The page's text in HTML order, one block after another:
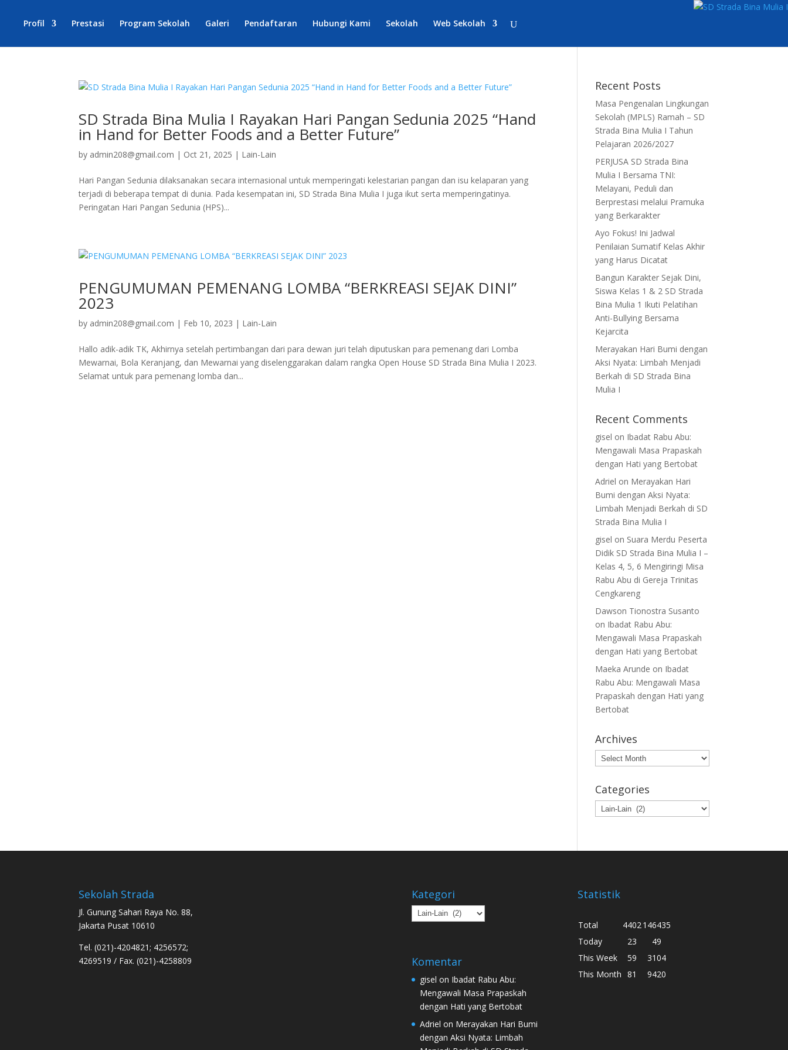
Profil Prestasi Program Sekolah Galeri Pendaftaran Hubungi Kami Sekolah Web Sekolah
SD Strada Bina Mulia I Rayakan Hari Pangan Sedunia 2025 “Hand
in Hand for Better Foods and a Better Future”
by admin208@gmail.com | Oct 21, 2025 | Lain-Lain
Hari Pangan Sedunia dilaksanakan secara internasional untuk memperingati kelestarian pangan dan isu kelaparan yang
terjadi di beberapa tempat di dunia. Pada kesempatan ini, SD Strada Bina Mulia I juga ikut serta memperingatinya.
Peringatan Hari Pangan Sedunia (HPS)...
PENGUMUMAN PEMENANG LOMBA “BERKREASI SEJAK DINI”
2023
by admin208@gmail.com | Feb 10, 2023 | Lain-Lain
Hallo adik-adik TK, Akhirnya setelah pertimbangan dari para dewan juri telah diputuskan para pemenang dari Lomba
Mewarnai, Bola Keranjang, dan Mewarnai yang diselenggarakan dalam rangka Open House SD Strada Bina Mulia I 2023.
Selamat untuk para pemenang lomba dan...
Recent Posts
Masa Pengenalan Lingkungan
Sekolah (MPLS) Ramah – SD
Strada Bina Mulia I Tahun
Pelajaran 2026/2027
PERJUSA SD Strada Bina
Mulia I Bersama TNI:
Melayani, Peduli dan
Berprestasi melalui Pramuka
yang Berkarakter
Ayo Fokus! Ini Jadwal
Penilaian Sumatif Kelas Akhir
yang Harus Dicatat
Bangun Karakter Sejak Dini,
Siswa Kelas 1 & 2 SD Strada
Bina Mulia 1 Ikuti Pelatihan
Anti-Bullying Bersama
Kejarcita
Merayakan Hari Bumi dengan
Aksi Nyata: Limbah Menjadi
Berkah di SD Strada Bina
Mulia I
Recent Comments
gisel on Ibadat Rabu Abu:
Mengawali Masa Prapaskah
dengan Hati yang Bertobat
Adriel on Merayakan Hari
Bumi dengan Aksi Nyata:
Limbah Menjadi Berkah di SD
Strada Bina Mulia I
gisel on Suara Merdu Peserta
Didik SD Strada Bina Mulia I –
Kelas 4, 5, 6 Mengiringi Misa
Rabu Abu di Gereja Trinitas
Cengkareng
Dawson Tionostra Susanto
on Ibadat Rabu Abu:
Mengawali Masa Prapaskah
dengan Hati yang Bertobat
Maeka Arunde on Ibadat
Rabu Abu: Mengawali Masa
Prapaskah dengan Hati yang
Bertobat
Archives
Archives
Categories
Categories
Sekolah Strada
Jl. Gunung Sahari Raya No. 88,
Jakarta Pusat 10610
Tel. (021)-4204821; 4256572;
4269519 / Fax. (021)-4258809
Kategori
Kategori
Komentar
gisel on Ibadat Rabu Abu:
Mengawali Masa Prapaskah
dengan Hati yang Bertobat
Adriel on Merayakan Hari Bumi
dengan Aksi Nyata: Limbah
Statistik
Total 4402 146435
Today
23
49
This Week
59
3104
This Month 81 9420